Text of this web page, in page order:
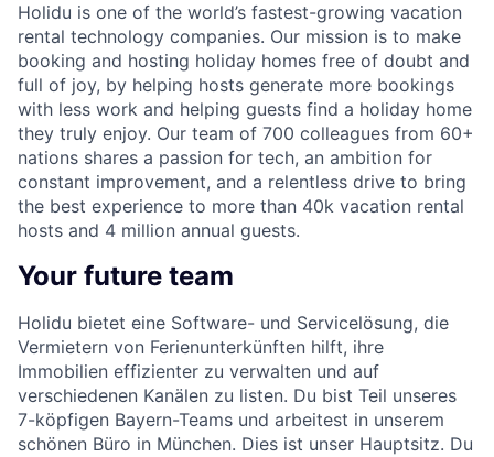
Holidu is one of the world’s fastest-growing vacation
rental technology companies. Our mission is to make
booking and hosting holiday homes free of doubt and
full of joy, by helping hosts generate more bookings
with less work and helping guests find a holiday home
they truly enjoy. Our team of 700 colleagues from 60+
nations shares a passion for tech, an ambition for
constant improvement, and a relentless drive to bring
the best experience to more than 40k vacation rental
hosts and 4 million annual guests.
Your future team
Holidu bietet eine Software- und Servicelösung, die
Vermietern von Ferienunterkünften hilft, ihre
Immobilien effizienter zu verwalten und auf
verschiedenen Kanälen zu listen. Du bist Teil unseres
7-köpfigen Bayern-Teams und arbeitest in unserem
schönen Büro in München. Dies ist unser Hauptsitz. Du